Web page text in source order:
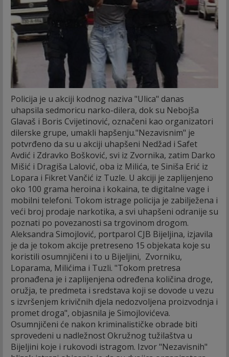
Policija je u akciji kodnog naziva "Ulica" danas
uhapsila sedmoricu narko-dilera, dok su Nebojša
Glavaš i Boris Cvijetinović, označeni kao organizatori
dilerske grupe, umakli hapšenju."Nezavisnim" je
potvrđeno da su u akciji uhapšeni Nedžad i Safet
Avdić i Zdravko Bošković, svi iz Zvornika, zatim Darko
Mišić i Dragiša Lalović, oba iz Milića, te Siniša Erić iz
Lopara i Fikret Vančić iz Tuzle. U akciji je zaplijenjeno
oko 100 grama heroina i kokaina, te digitalne vage i
mobilni telefoni. Tokom istrage policija je zabilježena i
veći broj prodaje narkotika, a svi uhapšeni odranije su
poznati po povezanosti sa trgovinom drogom.
Aleksandra Simojlović, portparol CJB Bijeljina, izjavila
je da je tokom akcije pretreseno 15 objekata koje su
koristili osumnjičeni i to u Bijeljini, Zvorniku,
Loparama, Milićima i Tuzli. "Tokom pretresa
pronađena je i zaplijenjena određena količina droge,
oružja, te predmeta i sredstava koji se dovode u vezu
s izvršenjem krivičnih djela nedozvoljena proizvodnja i
promet droga", objasnila je Simojlovićeva.
Osumnjičeni će nakon kriminalističke obrade biti
sprovedeni u nadležnost Okružnog tužilaštva u
Bijeljini koje i rukovodi istragom. Izvor "Nezavisnih"